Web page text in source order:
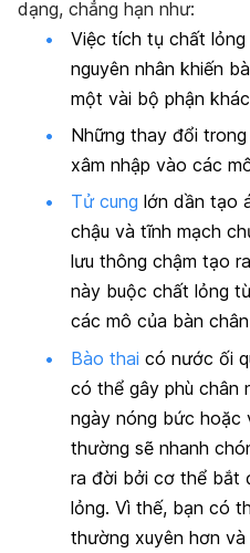
dạng, chẳng hạn như:
Việc tích tụ chất
nguyên nhân khiến
một vài bộ phận
Những thay đổi
xâm nhập vào các
Tử cung lớn dần tạo
chậu và tĩnh mạch
lưu thông chậm tạo
này buộc chất lỏng
các mô của bàn
Bào thai có nước ối
có thể gây phù chân
ngày nóng bức hoặc
thường sẽ nhanh
ra đời bởi cơ thể bắt
lỏng. Vì thế, bạn có
thường xuyên hơn và